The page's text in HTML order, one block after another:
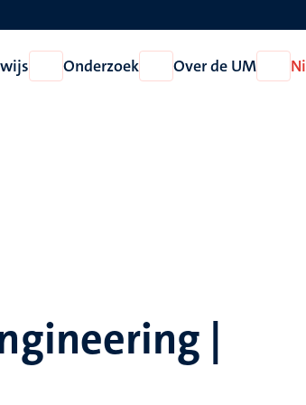
Open
Onderwijs
Onderzoek
Open
Onderzoek
Over de UM
Open
Over
|